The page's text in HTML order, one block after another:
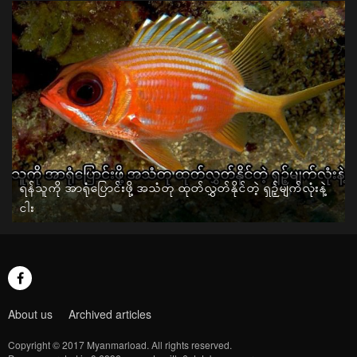
ရန်သူကို အာရုံပြောင်းဖို့ အသံတု ထုတ်လွှတ်နိုင်တဲ့ ရှဉ့်မျက်လုံးနဲ့
ငါး
About us Archived articles
Copyright © 2017 Myanmarload. All rights reserved.